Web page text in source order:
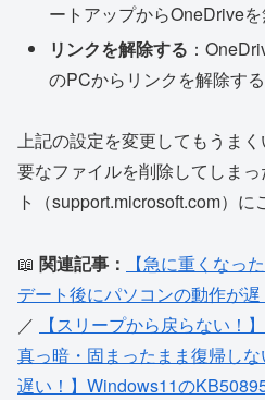
ートアップからOneDrive
リンクを解除する ：
のPCからリンクを解除する
上記の設定を変更してもうま
要なファイルを削除してしま
ト（support.microsoft.com）に
📖 関連記事：
【急に重くなっ
デート後にパソコンの動作が
／
【スリープから戻らない！
真っ暗・固まったまま復帰し
遅い！】Windows11の